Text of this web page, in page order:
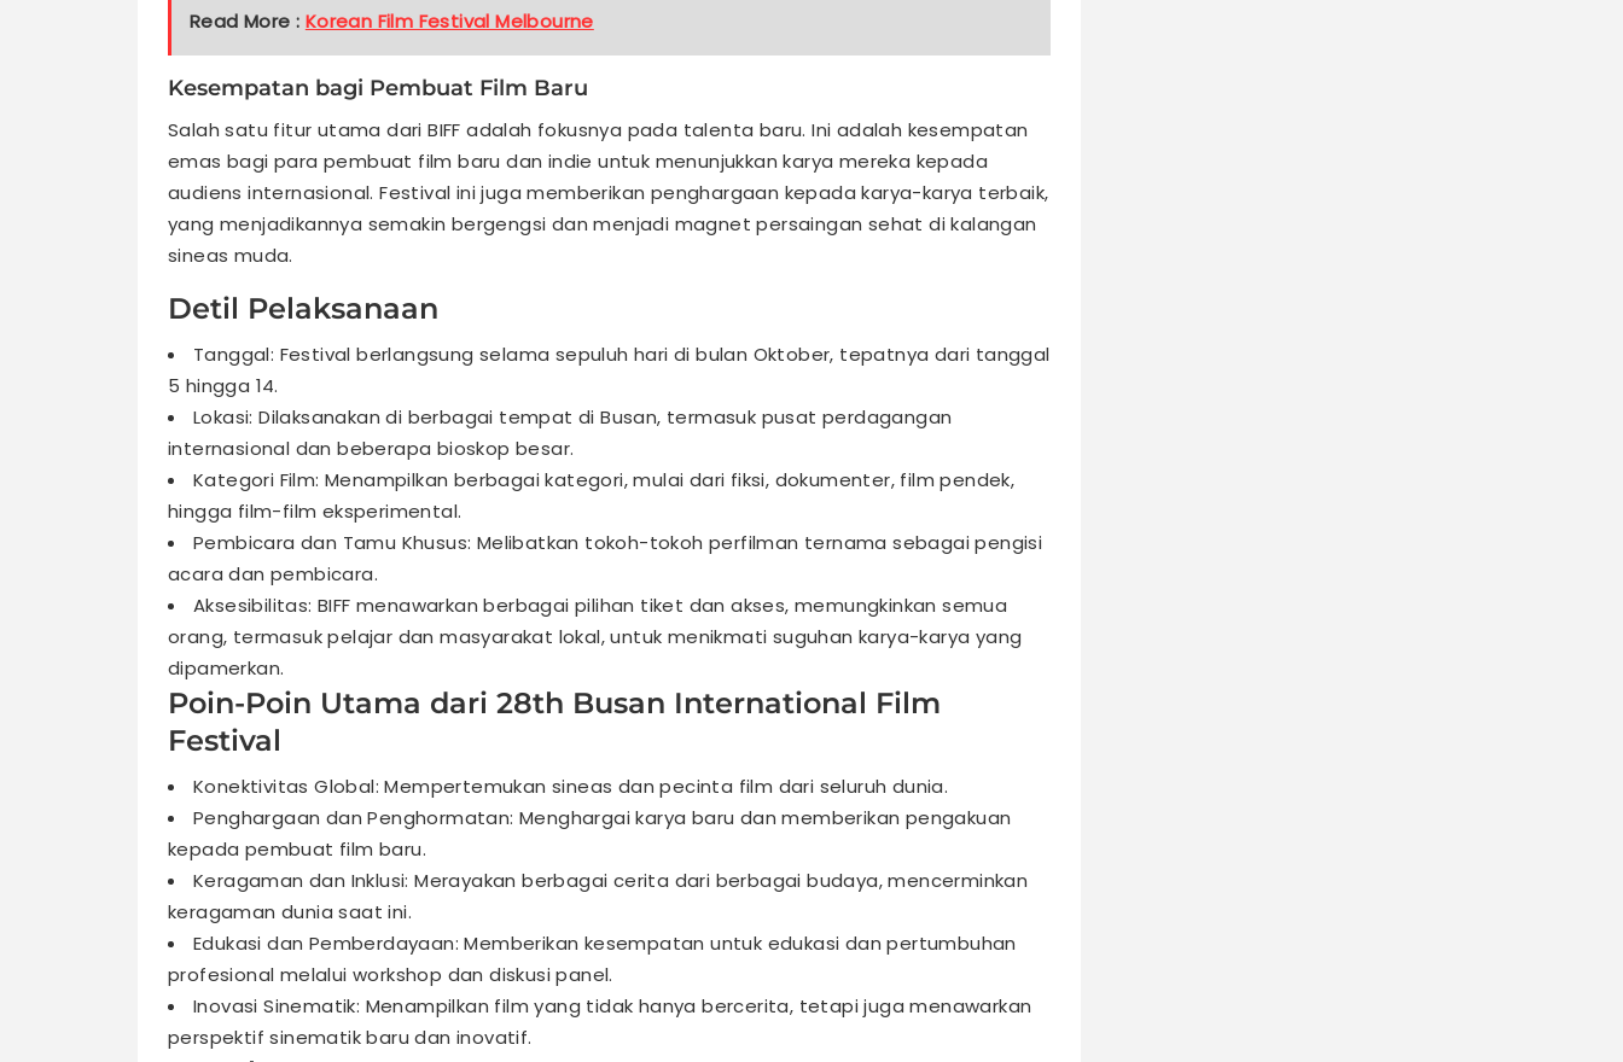
Read More : Korean Film Festival Melbourne
Kesempatan bagi Pembuat Film Baru
Salah satu fitur utama dari BIFF adalah fokusnya pada talenta baru. Ini adalah kesempatan
emas bagi para pembuat film baru dan indie untuk menunjukkan karya mereka kepada
audiens internasional. Festival ini juga memberikan penghargaan kepada karya-karya terbaik,
yang menjadikannya semakin bergengsi dan menjadi magnet persaingan sehat di kalangan
sineas muda.
Detil Pelaksanaan
Tanggal: Festival berlangsung selama sepuluh hari di bulan Oktober, tepatnya dari tanggal
5 hingga 14.
Lokasi: Dilaksanakan di berbagai tempat di Busan, termasuk pusat perdagangan
internasional dan beberapa bioskop besar.
Kategori Film: Menampilkan berbagai kategori, mulai dari fiksi, dokumenter, film pendek,
hingga film-film eksperimental.
Pembicara dan Tamu Khusus: Melibatkan tokoh-tokoh perfilman ternama sebagai pengisi
acara dan pembicara.
Aksesibilitas: BIFF menawarkan berbagai pilihan tiket dan akses, memungkinkan semua
orang, termasuk pelajar dan masyarakat lokal, untuk menikmati suguhan karya-karya yang
dipamerkan.
Poin-Poin Utama dari 28th Busan International Film
Festival
Konektivitas Global: Mempertemukan sineas dan pecinta film dari seluruh dunia.
Penghargaan dan Penghormatan: Menghargai karya baru dan memberikan pengakuan
kepada pembuat film baru.
Keragaman dan Inklusi: Merayakan berbagai cerita dari berbagai budaya, mencerminkan
keragaman dunia saat ini.
Edukasi dan Pemberdayaan: Memberikan kesempatan untuk edukasi dan pertumbuhan
profesional melalui workshop dan diskusi panel.
Inovasi Sinematik: Menampilkan film yang tidak hanya bercerita, tetapi juga menawarkan
perspektif sinematik baru dan inovatif.